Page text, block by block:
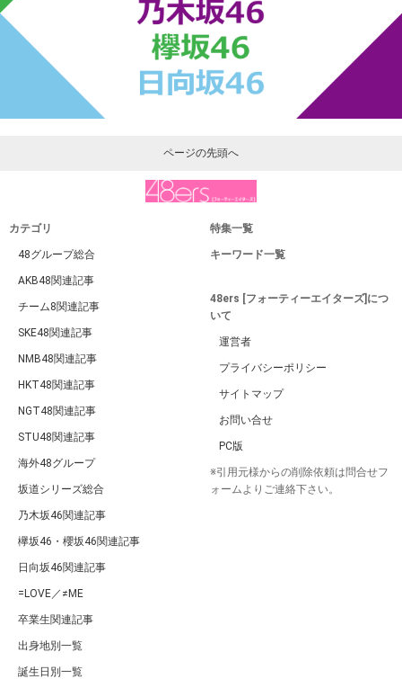
ページの先頭へ
カテゴリ
48グループ総合
AKB48関連記事
チーム8関連記事
SKE48関連記事
NMB48関連記事
HKT48関連記事
NGT48関連記事
STU48関連記事
海外48グループ
坂道シリーズ総合
乃木坂46関連記事
欅坂46・櫻坂46関連記事
日向坂46関連記事
=LOVE／≠ME
卒業生関連記事
出身地別一覧
誕生日別一覧
特集一覧
キーワード一覧
48ers [フォーティーエイターズ]につ
いて
運営者
プライバシーポリシー
サイトマップ
お問い合せ
PC版
※引用元様からの削除依頼は問合せフ
ォームよりご連絡下さい。